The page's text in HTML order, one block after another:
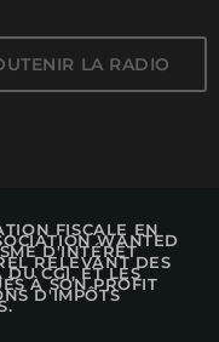
LA RADIO
FISCALE EN
WANTED
D'INTÉRÊT
RELEVANT DES
DU CGI, ET LES
À SON PROFIT
D'IMPÔTS